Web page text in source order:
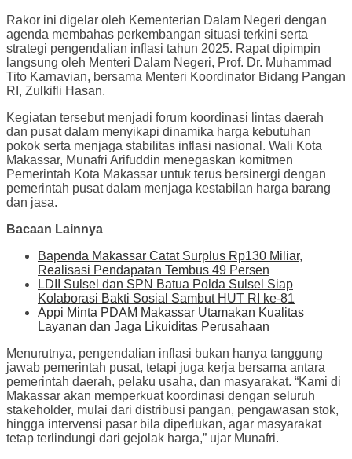
Rakor ini digelar oleh Kementerian Dalam Negeri dengan
agenda membahas perkembangan situasi terkini serta
strategi pengendalian inflasi tahun 2025. Rapat dipimpin
langsung oleh Menteri Dalam Negeri, Prof. Dr. Muhammad
Tito Karnavian, bersama Menteri Koordinator Bidang Pangan
RI, Zulkifli Hasan.
Kegiatan tersebut menjadi forum koordinasi lintas daerah
dan pusat dalam menyikapi dinamika harga kebutuhan
pokok serta menjaga stabilitas inflasi nasional. Wali Kota
Makassar, Munafri Arifuddin menegaskan komitmen
Pemerintah Kota Makassar untuk terus bersinergi dengan
pemerintah pusat dalam menjaga kestabilan harga barang
dan jasa.
Bacaan Lainnya
Bapenda Makassar Catat Surplus Rp130 Miliar,
Realisasi Pendapatan Tembus 49 Persen
LDII Sulsel dan SPN Batua Polda Sulsel Siap
Kolaborasi Bakti Sosial Sambut HUT RI ke-81
Appi Minta PDAM Makassar Utamakan Kualitas
Layanan dan Jaga Likuiditas Perusahaan
Menurutnya, pengendalian inflasi bukan hanya tanggung
jawab pemerintah pusat, tetapi juga kerja bersama antara
pemerintah daerah, pelaku usaha, dan masyarakat. “Kami di
Makassar akan memperkuat koordinasi dengan seluruh
stakeholder, mulai dari distribusi pangan, pengawasan stok,
hingga intervensi pasar bila diperlukan, agar masyarakat
tetap terlindungi dari gejolak harga,” ujar Munafri.